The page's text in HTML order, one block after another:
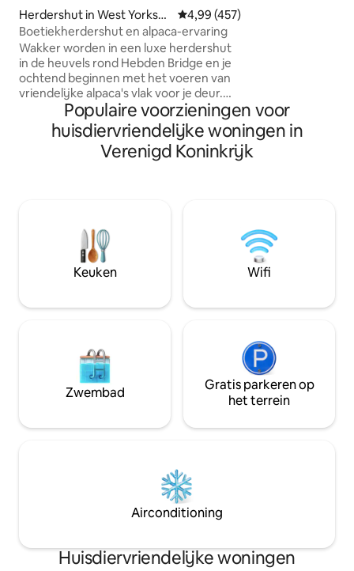
Herdershut in West Yorkshi
re
Gemiddelde beoordeling van
4,99 (457)
Boetiekherdershut en alpaca-ervaring
Wakker worden in een luxe herdershut
in de heuvels rond Hebden Bridge en je
ochtend beginnen met het voeren van
vriendelijke alpaca's vlak voor je deur.
'The Spot' is met de hand gemaakt en
zorgvuldig ontworpen en biedt een
boetiek-uitje op het platteland - perfect
voor koppels die willen ontspannen, tot
wandelpaden van Hebden Bridge. Je
krijgt het beste van twee werelden:
rustige afzondering met veel te
ontdekken in de buurt.
voor twee,
koppels of
Populaire voorzieningen voor
huisdiervriendelijke woningen in
Verenigd Koninkrijk
Keuken Wifi
Zwembad
Gratis parkeren op
het terrein
Airconditioning
Huisdiervriendelijke woningen